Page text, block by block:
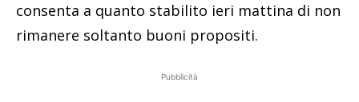
consenta a quanto stabilito ieri mattina di non
rimanere soltanto buoni propositi.
Pubblicità